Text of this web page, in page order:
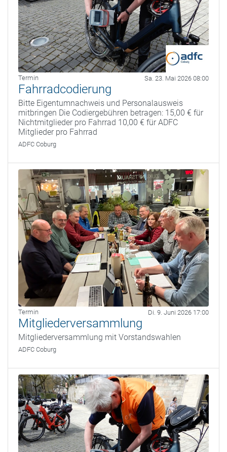
Termin Sa. 23. Mai 2026 08:00
Fahrradcodierung
Bitte Eigentumnachweis und Personalausweis
mitbringen Die Codiergebühren betragen: 15,00 € für
Nichtmitglieder pro Fahrrad 10,00 € für ADFC
Mitglieder pro Fahrrad
ADFC Coburg
Termin Di. 9. Juni 2026 17:00
Mitgliederversammlung
Mitgliederversammlung mit Vorstandswahlen
ADFC Coburg